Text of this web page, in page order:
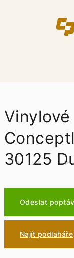
30125
Odeslat
Najít podlaháře